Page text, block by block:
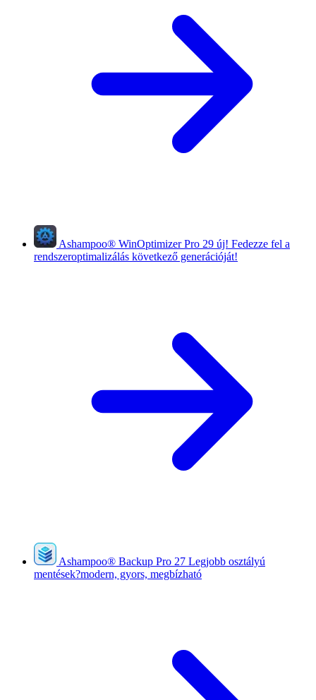
Ashampoo® WinOptimizer Pro 29 új! Fedezze fel a
rendszeroptimalizálás következő generációját!
Ashampoo® Backup Pro 27 Legjobb osztályú
mentések?modern, gyors, megbízható